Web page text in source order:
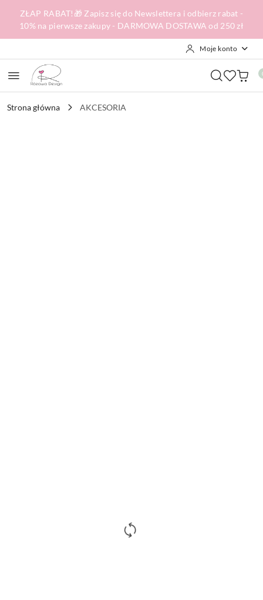
Przejdź do treści głównej
Przejdź do wyszukiwarki
Przejdź do moje konto
Przejdź do menu głównego
Przejdź do opisu produktu
Przejdź do stopki
ZŁAP RABAT!🎁 Zapisz się do Newslettera i odbierz rabat -
10% na pierwsze zakupy - DARMOWA DOSTAWA od 250 zł
Moje konto
Strona główna AKCESORIA